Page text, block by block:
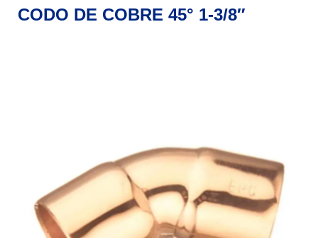
CODO DE COBRE 45° 1-3/8″